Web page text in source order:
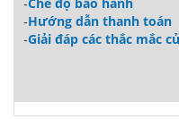
-Hướng dẫn thanh toán
-Giải đáp các thắc mắc